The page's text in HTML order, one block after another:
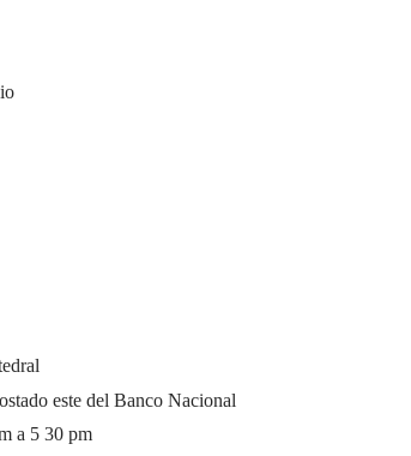
este del Banco Nacional
a 5 30 pm